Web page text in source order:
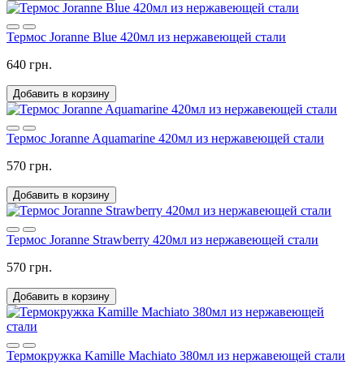
Термос Joranne Blue 420мл из нержавеющей стали
640 грн.
Добавить в корзину
Термос Joranne Aquamarine 420мл из нержавеющей стали
570 грн.
Добавить в корзину
Термос Joranne Strawberry 420мл из нержавеющей стали
570 грн.
Добавить в корзину
Термокружка Kamille Machiato 380мл из нержавеющей стали